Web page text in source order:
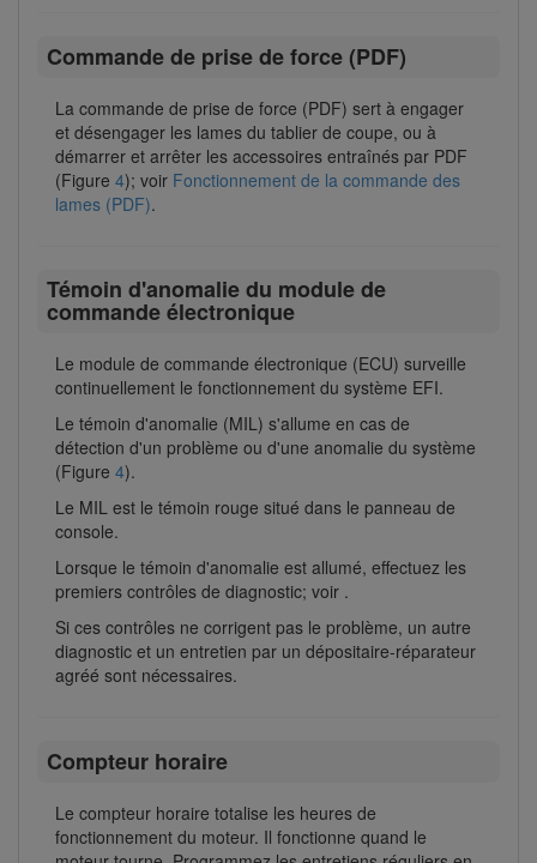
Commande de prise de force (PDF)
La commande de prise de force (PDF) sert à engager
et désengager les lames du tablier de coupe, ou à
démarrer et arrêter les accessoires entraînés par PDF
(Figure 4); voir Fonctionnement de la commande des
lames (PDF).
Témoin d'anomalie du module de
commande électronique
Le module de commande électronique (ECU) surveille
continuellement le fonctionnement du système EFI.
Le témoin d'anomalie (MIL) s'allume en cas de
détection d'un problème ou d'une anomalie du système
(Figure 4).
Le MIL est le témoin rouge situé dans le panneau de
console.
Lorsque le témoin d'anomalie est allumé, effectuez les
premiers contrôles de diagnostic; voir .
Si ces contrôles ne corrigent pas le problème, un autre
diagnostic et un entretien par un dépositaire-réparateur
agréé sont nécessaires.
Compteur horaire
Le compteur horaire totalise les heures de
fonctionnement du moteur. Il fonctionne quand le